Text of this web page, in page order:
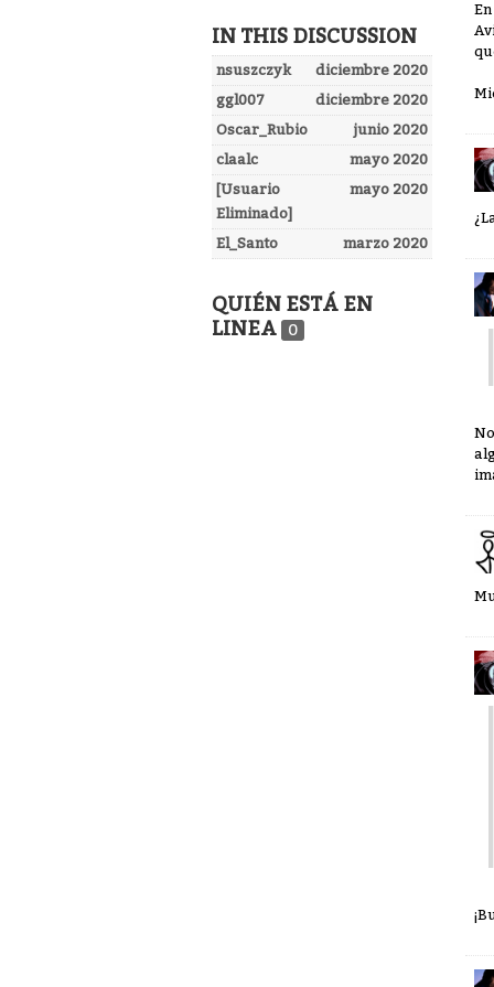
IN THIS DISCUSSION
diciembre 2020
nsuszczyk
diciembre 2020
ggl007
junio 2020
Oscar_Rubio
mayo 2020
claalc
mayo 2020
[Usuario
Eliminado]
marzo 2020
El_Santo
QUIÉN ESTÁ EN
LINEA
0